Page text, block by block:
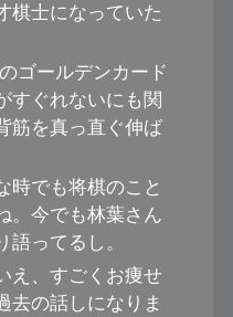
棋士になっていた
ゴールデンカード
すぐれないにも関
筋を真っ直ぐ伸ば
時でも将棋のこと
。今でも林葉さん
語ってるし。
え、すごくお痩せ
去の話しになりま